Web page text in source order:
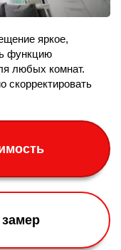
яркое,
функцию
любых комнат.
скорректировать